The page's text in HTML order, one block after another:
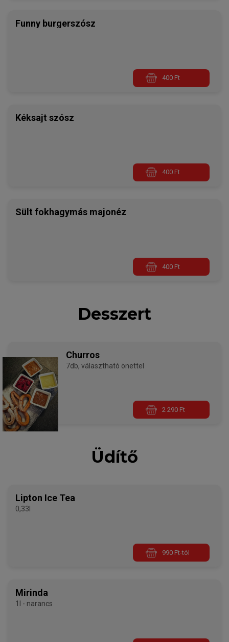
Funny burgerszósz
400 Ft
Kéksajt szósz
400 Ft
Sült fokhagymás majonéz
400 Ft
Desszert
Churros
7db, választható önettel
2 290 Ft
Üdítő
Lipton Ice Tea
0,33l
990 Ft-tól
Mirinda
1l - narancs